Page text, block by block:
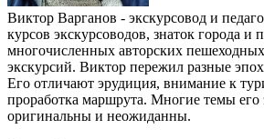
Виктор Варганов - экскурсовод и
курсов экскурсоводов, знаток города и
многочисленных авторских
экскурсий. Виктор пережил разные
Его отличают эрудиция, внимание к
проработка маршрута. Многие темы его
оригинальны и неожиданны.